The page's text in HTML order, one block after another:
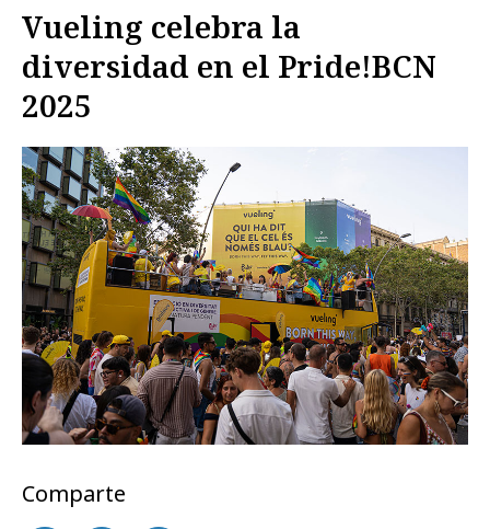
Vueling celebra la
diversidad en el Pride!BCN
2025
Comparte